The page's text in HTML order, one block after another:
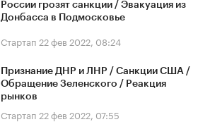
России грозят санкции / Эвакуация из
Донбасса в Подмосковье
Стартап 22 фев 2022, 08:24
Признание ДНР и ЛНР / Санкции США /
Обращение Зеленского / Реакция
рынков
Стартап 22 фев 2022, 07:55